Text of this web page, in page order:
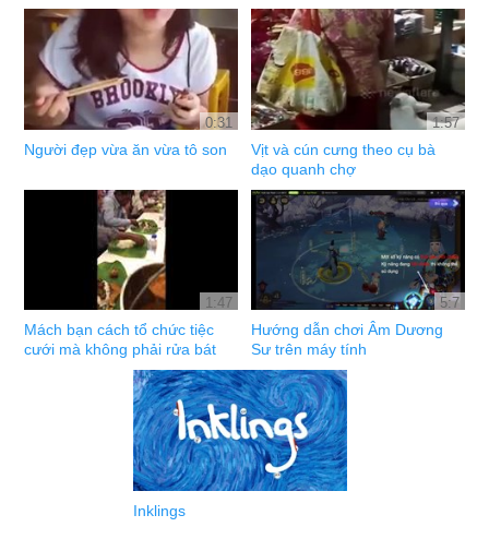
0:31
Người đẹp vừa ăn vừa tô son
1:57
Vịt và cún cưng theo cụ bà
dạo quanh chợ
1:47
Mách bạn cách tổ chức tiệc
cưới mà không phải rửa bát
5:7
Hướng dẫn chơi Âm Dương
Sư trên máy tính
Inklings